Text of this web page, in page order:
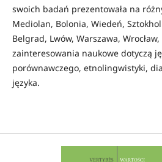
swoich badań prezentowała na
Mediolan, Bolonia, Wiedeń,
Belgrad, Lwów, Warszawa,
zainteresowania naukowe dotyczą
porównawczego, etnolingwistyki,
języka.